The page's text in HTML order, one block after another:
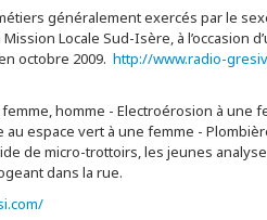
généralement exercés par le
Locale Sud-Isère, à l’occasion
octobre 2009. http://www.radio-
homme - Electroérosion à une
au espace vert à une femme -
de micro-trottoirs, les jeunes
dans la rue.